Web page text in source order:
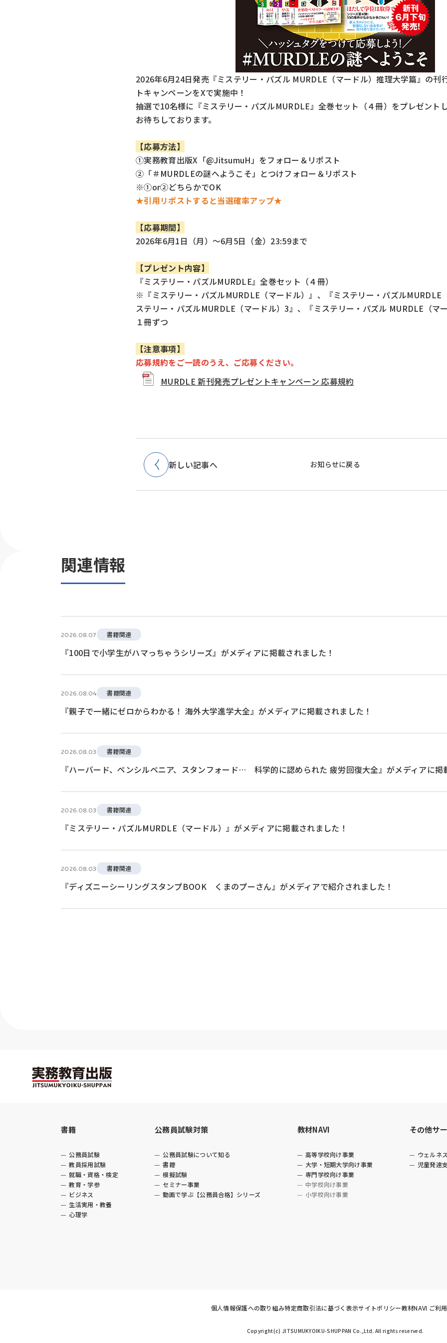
2026年6月24日発売『ミステリー・パズル MURDLE（マードル）推理大学篇』の刊
トキャンペーンをXで実施中！
抽選で10名様に『ミステリー・パズルMURDLE』全巻セット（４冊）をプレゼント
お待ちしております。
【応募方法】
①実務教育出版X「@JitsumuH」をフォロー＆リポスト
②「＃MURDLEの謎へようこそ」とつけフォロー＆リポスト
※①or②どちらかでOK
★引用リポストすると当選確率アップ★
【応募期間】
2026年6月1日（月）～6月5日（金）23:59まで
【プレゼント内容】
『ミステリー・パズルMURDLE』全巻セット（４冊）
※『ミステリー・パズルMURDLE（マードル）』、『ミステリー・パズルMURDLE
ステリー・パズルMURDLE（マードル）3』、『ミステリー・パズル MURDLE（マ
１冊ずつ
【注意事項】
応募規約をご一読のうえ、ご応募ください。
MURDLE 新刊発売プレゼントキャンペーン 応募規約
お知らせに戻る
新しい記事へ
関連情報
2026.08.07 書籍関連
『100日で小学生がハマっちゃうシリーズ』がメディアに掲載されました！
2026.08.04 書籍関連
『親子で一緒にゼロからわかる！ 海外大学進学大全』がメディアに掲載されました！
2026.08.03 書籍関連
『ハーバード、ペンシルベニア、スタンフォード… 科学的に認められた 疲労回復大全』がメディアに掲
2026.08.03 書籍関連
『ミステリー・パズルMURDLE（マードル）』がメディアに掲載されました！
2026.08.03 書籍関連
『ディズニーシーリングスタンプBOOK くまのプーさん』がメディアで紹介されました！
書籍
公務員試験
教員採用試験
就職・資格・検定
教育・学参
ビジネス
生活実用・教養
心理学
公務員試験対策
公務員試験について知る
書籍
模擬試験
セミナー事業
動画で学ぶ【公務員合格】シリーズ
教材NAVI
高等学校向け事業
大学・短期大学向け事業
専門学校向け事業
中学校向け事業
小学校向け事業
その他サ
ウェルネ
児童発達
個人情報保護への取り組み特定商取引法に基づく表示サイトポリシー教材NAVI ご利
Copyright(c) JITSUMUKYOIKU-SHUPPAN Co.,Ltd. All rights reserved.